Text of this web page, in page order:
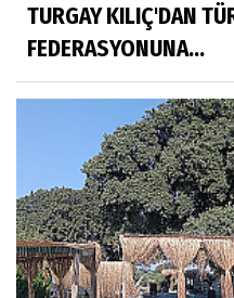
TURGAY KILIÇ'DAN
FEDERASYONUNA...